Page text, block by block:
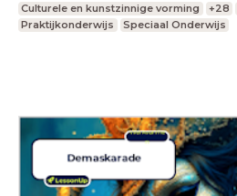
Culturele en kunstzinnige vorming
+28
Praktijkonderwijs
Speciaal Onderwijs